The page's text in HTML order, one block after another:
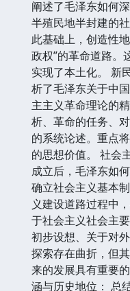
阐述了毛泽东如何
半殖民地半封建的
此基础上，创造性
政权”的革命道路。
实现了本土化。 新
析了毛泽东关于中
主主义革命理论的
析、革命的任务、
的系统论述。重点
的思想价值。 社会
成立后，毛泽东如
确立社会主义基本
义建设道路过程中
于社会主义社会主
初步设想、关于对
探索存在曲折，但
来的发展具有重要
涵与历史地位： 总